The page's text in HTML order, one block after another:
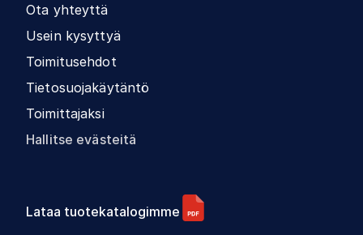
Ota yhteyttä
Usein kysyttyä
Toimitusehdot
Tietosuojakäytäntö
Toimittajaksi
Hallitse evästeitä
Lataa tuotekatalogimme